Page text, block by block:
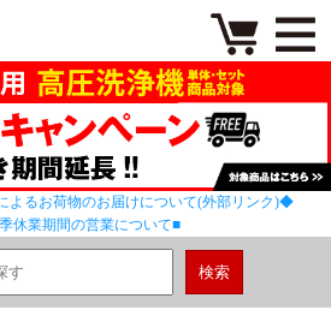
よるお荷物のお届けについて(外部リンク)◆
休業期間の営業について■